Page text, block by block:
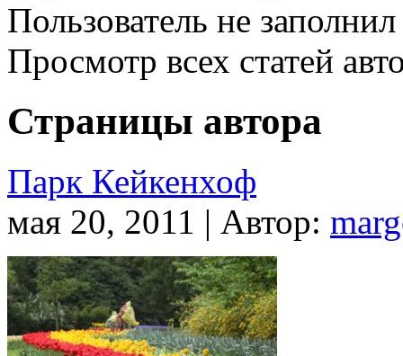
Пользователь не
Просмотр всех статей
Страницы автора
Парк Кейкенхоф
мая 20, 2011 | Автор: